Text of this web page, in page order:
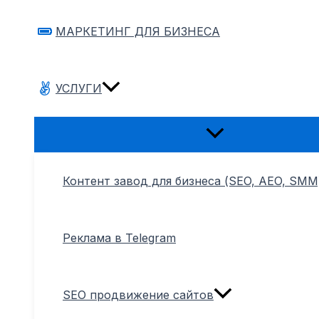
МАРКЕТИНГ ДЛЯ БИЗНЕСА
УСЛУГИ
Переключатель
Контент завод для бизнеса (SEO, AEO,
Реклама в Telegram
SEO продвижение сайтов